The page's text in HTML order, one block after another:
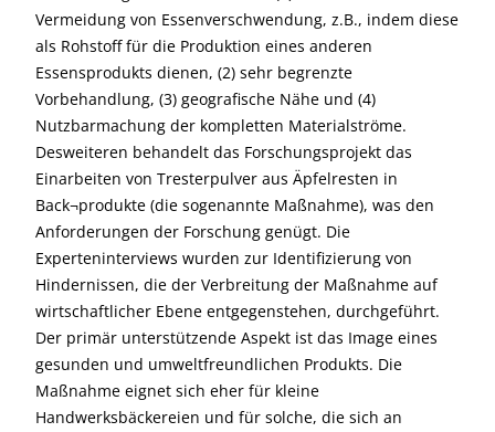
Vermeidung von Essenverschwendung, z.B., indem diese
als Rohstoff für die Produktion eines anderen
Essensprodukts dienen, (2) sehr begrenzte
Vorbehandlung, (3) geografische Nähe und (4)
Nutzbarmachung der kompletten Materialströme.
Desweiteren behandelt das Forschungsprojekt das
Einarbeiten von Tresterpulver aus Äpfelresten in
Back¬produkte (die sogenannte Maßnahme), was den
Anforderungen der Forschung genügt. Die
Experteninterviews wurden zur Identifizierung von
Hindernissen, die der Verbreitung der Maßnahme auf
wirtschaftlicher Ebene entgegenstehen, durchgeführt.
Der primär unterstützende Aspekt ist das Image eines
gesunden und umweltfreundlichen Produkts. Die
Maßnahme eignet sich eher für kleine
Handwerksbäckereien und für solche, die sich an